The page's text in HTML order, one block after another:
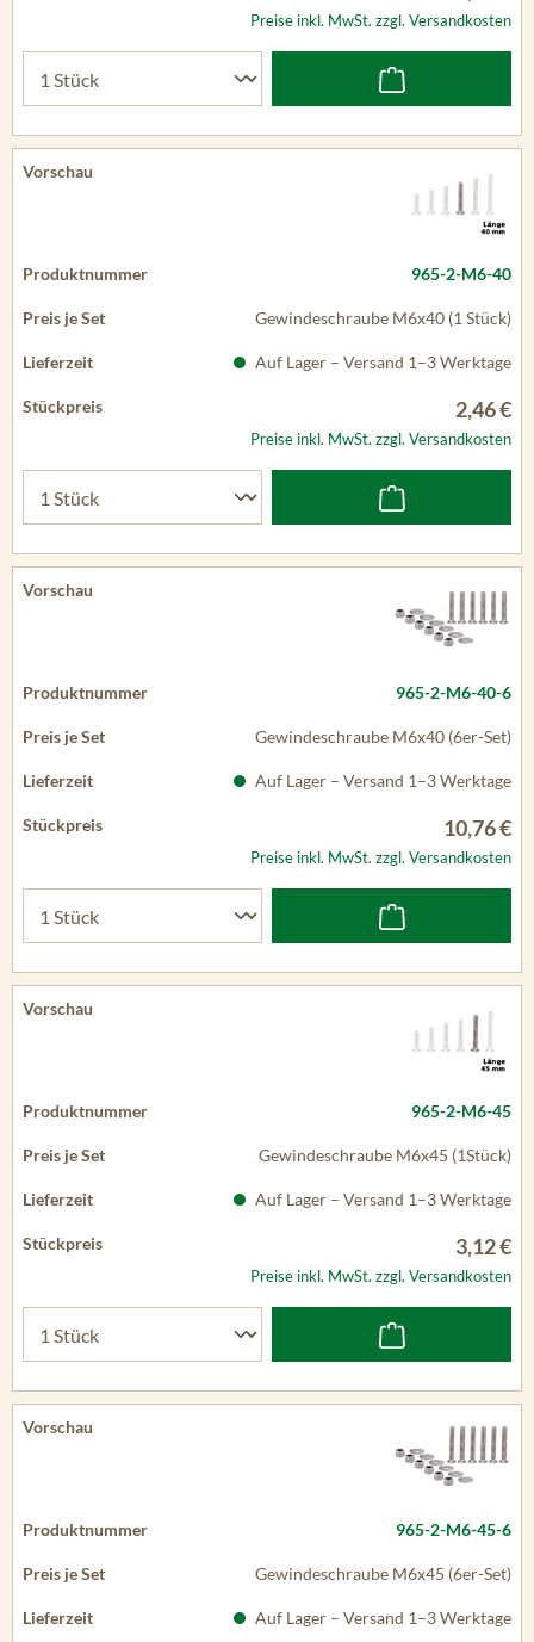
Preise inkl. MwSt. zzgl. Versandkosten
965-2-M6-40
Gewindeschraube M6x40 (1 Stück)
Auf Lager – Versand 1–3 Werktage
2,46 €
Preise inkl. MwSt. zzgl. Versandkosten
965-2-M6-40-6
Gewindeschraube M6x40 (6er-Set)
Auf Lager – Versand 1–3 Werktage
10,76 €
Preise inkl. MwSt. zzgl. Versandkosten
965-2-M6-45
Gewindeschraube M6x45 (1Stück)
Auf Lager – Versand 1–3 Werktage
3,12 €
Preise inkl. MwSt. zzgl. Versandkosten
965-2-M6-45-6
Gewindeschraube M6x45 (6er-Set)
Auf Lager – Versand 1–3 Werktage